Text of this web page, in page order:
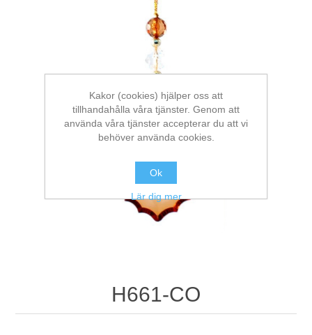
H661-CO
Kakor (cookies) hjälper oss att
tillhandahålla våra tjänster. Genom att
använda våra tjänster accepterar du att vi
behöver använda cookies.
Ok
Lär dig mer